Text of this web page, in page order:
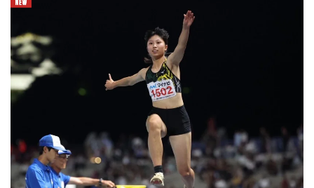
BUSAN（ディスクプサン）」にお […]